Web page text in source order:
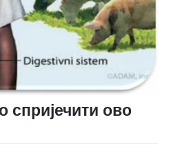
спријечити ово